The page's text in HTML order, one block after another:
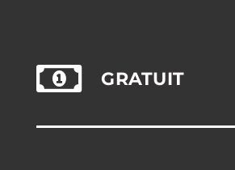
GRATUIT